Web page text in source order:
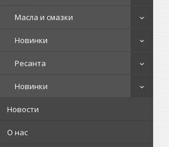
Масла и смазки
Новинки
Ресанта
Новинки
Новости
О нас